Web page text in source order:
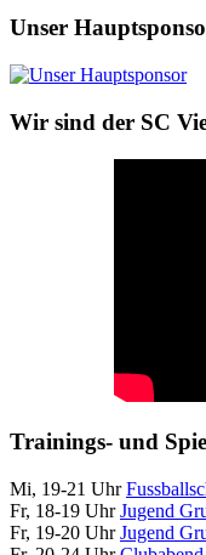
Unser
Wir sind der SC
Trainings- und
Mi, 19-21 Uhr
Fr, 18-19 UhrJugend
Fr, 19-20 UhrJugend